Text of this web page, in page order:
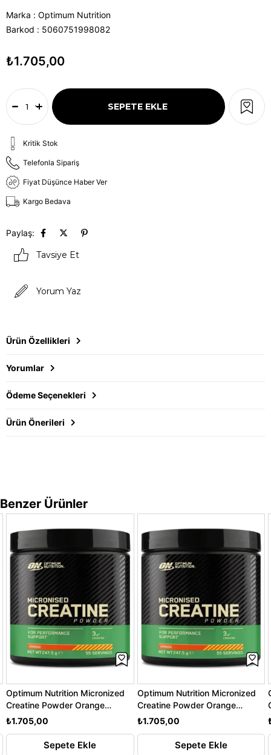
Marka : Optimum Nutrition
Barkod : 5060751998082
₺1.705,00
Kritik Stok
Telefonla Sipariş
Fiyat Düşünce Haber Ver
Kargo Bedava
Paylaş:
Tavsiye Et
Yorum Yaz
Ürün Özellikleri
Yorumlar
Ödeme Seçenekleri
Ürün Önerileri
Benzer Ürünler
Optimum Nutrition Micronized
Creatine Powder Orange
247.5GR
₺1.705,00
Sepete Ekle
Optimum Nutrition Micronized
Creatine Powder Orange
247.5GR
₺1.705,00
Sepete Ekle